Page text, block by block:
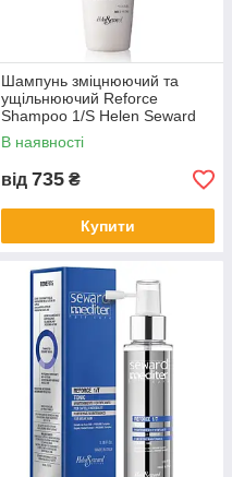
Шампунь зміцнюючий та
ущільнюючий Reforce
Shampoo 1/S Helen Seward
В наявності
від 735 ₴
Купити